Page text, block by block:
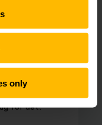
onlyFind den
for det.